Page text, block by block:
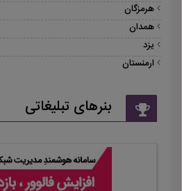
هرمزگان
همدان
یزد
ارمنستان
بنرهای تبلیغاتی